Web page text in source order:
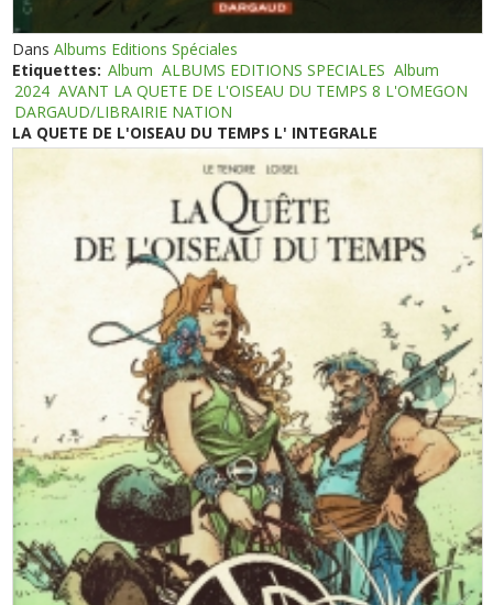
DansAlbums Editions Spéciales
Etiquettes: Album ALBUMS EDITIONS SPECIALES Album
2024 AVANT LA QUETE DE L'OISEAU DU TEMPS 8 L'OMEGON
DARGAUD/LIBRAIRIE NATION
LA QUETE DE L'OISEAU DU TEMPS L' INTEGRALE